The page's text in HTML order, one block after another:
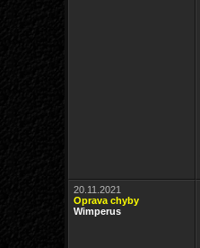
20.11.2021
Oprava chyby
Wimperus